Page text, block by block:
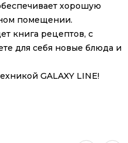
хорошую
помещении.
книга рецептов, с
для себя новые блюда и
GALAXY LINE!